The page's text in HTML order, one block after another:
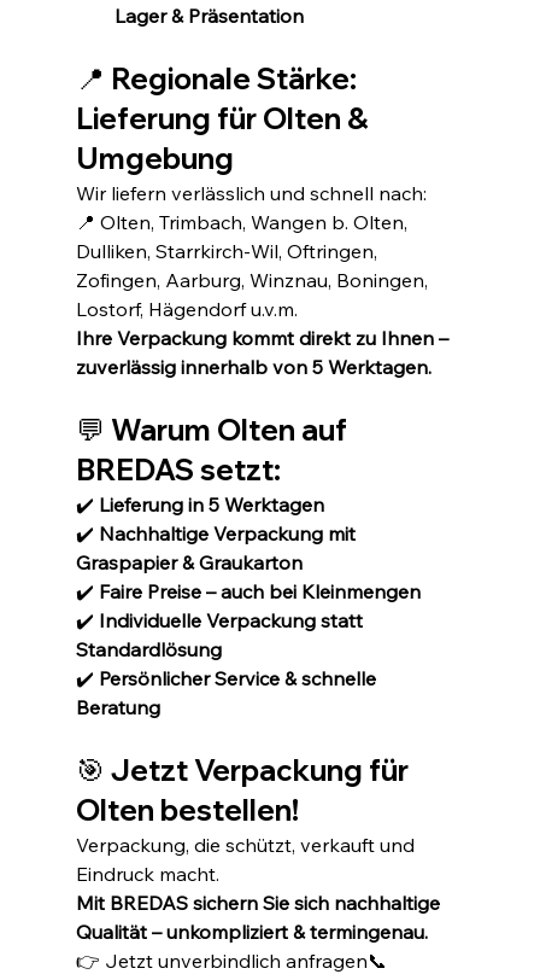
Lager & Präsentation
📍 Regionale Stärke:
Lieferung für Olten &
Umgebung
Wir liefern verlässlich und schnell nach:
📍 Olten, Trimbach, Wangen b. Olten,
Dulliken, Starrkirch-Wil, Oftringen,
Zofingen, Aarburg, Winznau, Boningen,
Lostorf, Hägendorf u.v.m.
Ihre Verpackung kommt direkt zu Ihnen –
zuverlässig innerhalb von 5 Werktagen.
💬 Warum Olten auf
BREDAS setzt:
✔️ Lieferung in 5 Werktagen
✔️ Nachhaltige Verpackung mit
Graspapier & Graukarton
✔️ Faire Preise – auch bei Kleinmengen
✔️ Individuelle Verpackung statt
Standardlösung
✔️ Persönlicher Service & schnelle
Beratung
🎯 Jetzt Verpackung für
Olten bestellen!
Verpackung, die schützt, verkauft und
Eindruck macht.
Mit BREDAS sichern Sie sich nachhaltige
Qualität – unkompliziert & termingenau.
👉 Jetzt unverbindlich anfragen📞